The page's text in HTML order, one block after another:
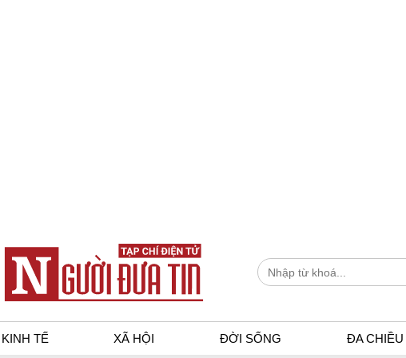
KINH TẾ XÃ HỘI ĐỜI SỐNG ĐA CHIỀU